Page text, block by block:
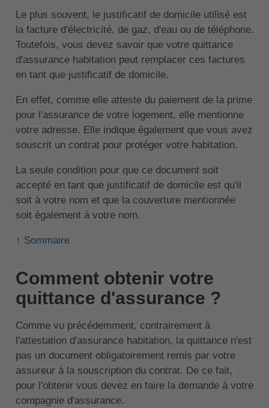
Le plus souvent, le justificatif de domicile utilisé est
la facture d'électricité, de gaz, d'eau ou de téléphone.
Toutefois, vous devez savoir que votre quittance
d'assurance habitation peut remplacer ces factures
en tant que justificatif de domicile.
En effet, comme elle atteste du paiement de la prime
pour l'assurance de votre logement, elle mentionne
votre adresse. Elle indique également que vous avez
souscrit un contrat pour protéger votre habitation.
La seule condition pour que ce document soit
accepté en tant que justificatif de domicile est qu'il
soit à votre nom et que la couverture mentionnée
soit également à votre nom.
↑ Sommaire
Comment obtenir votre
quittance d'assurance ?
Comme vu précédemment, contrairement à
l'attestation d'assurance habitation, la quittance n'est
pas un document obligatoirement remis par votre
assureur à la souscription du contrat. De ce fait,
pour l'obtenir vous devez en faire la demande à votre
compagnie d'assurance.